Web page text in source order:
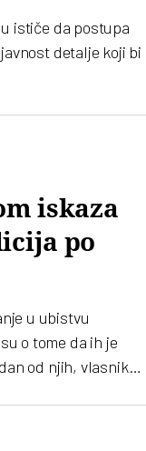
ističe da postupa
detalje koji bi
iskaza
po
u ubistvu
o tome da ih je
od njih, vlasnik